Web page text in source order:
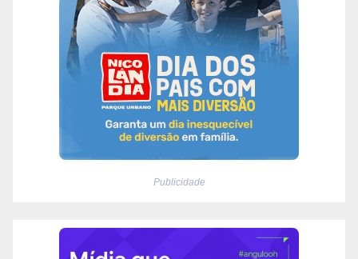
Publicidade